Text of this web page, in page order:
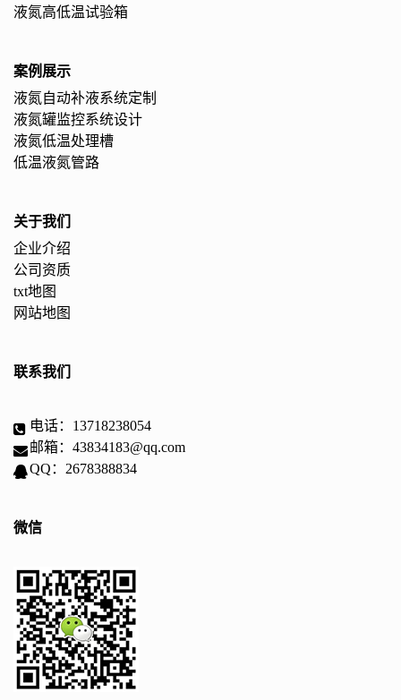
液氮高低温试验箱
案例展示
液氮自动补液系统定制
液氮罐监控系统设计
液氮低温处理槽
低温液氮管路
关于我们
企业介绍
公司资质
txt地图
网站地图
联系我们
电话：13718238054
邮箱：43834183@qq.com
QQ：2678388834
微信